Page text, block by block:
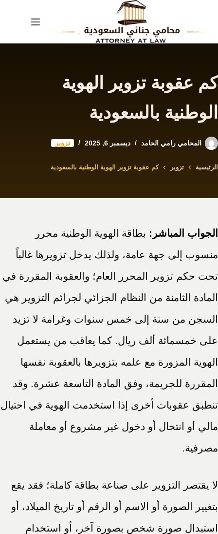
إلى
كم عقوبة تزوير الهوية
الوطنية بالسعودية
المحامي رامي الحامد ديسمبر 6, 2025 تزوير
الرئيسية تزوير كم عقوبة تزوير الهوية الوطنية بالسعودية
الجواب المباشر: بطاقة الهوية الوطنية محرر
منسوب إلى جهة عامة، ولذلك يدخل تزويرها غالباً
تحت حكم تزوير المحرر العام؛ والعقوبة المقررة في
المادة الثامنة من النظام الجزائي لجرائم التزوير هي
السجن من سنة إلى خمس سنوات وغرامة لا تزيد
على خمسمائة ألف ريال. كما يعاقب من يستعمل
الهوية المزورة مع علمه بتزويرها بالعقوبة نفسها
المقررة للجريمة، وفق المادة التاسعة عشرة. وقد
تنطبق عقوبات أخرى إذا استخدمت الهوية في احتيال
مالي أو انتحال أو دخول غير مشروع أو معاملة
مصرفية.
لا يقتصر التزوير على صناعة بطاقة كاملة؛ فقد يقع
بتغيير الصورة أو الاسم أو الرقم أو تاريخ الميلاد، أو
استبدال صورة شخص بصورة آخر، أو استخدام